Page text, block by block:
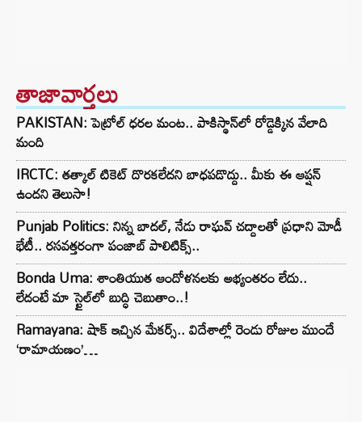
తాజావార్తలు
PAKISTAN: పెట్రోల్ ధరల మంట.. పాకిస్థాన్‌లో రోడ్డెక్కిన వేలాది
మంది
IRCTC: తత్కాల్ టికెట్ దొరకలేదని బాధపడొద్దు.. మీకు ఈ ఆప్షన్
ఉందని తెలుసా!
Punjab Politics: నిన్న బాదల్, నేడు రాఘవ్ చద్దాలతో ప్రధాని మోడీ
భేటీ.. రసవత్తరంగా పంజాబ్ పాలిటిక్స్..
Bonda Uma: శాంతియుత ఆందోళనలకు అభ్యంతరం లేదు..
లేదంటే మా స్టైల్‌లో బుద్ధి చెబుతాం..!
Ramayana: షాక్ ఇచ్చిన మేకర్స్.. విదేశాల్లో రెండు రోజుల ముందే
‘రామాయణం’…